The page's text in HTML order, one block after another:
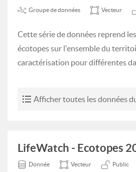
Groupe de données Vecteur
Cette série de données reprend
écotopes sur l'ensemble du
caractérisation pour différentes
Afficher toutes les données
LifeWatch - Ecotopes
Donnée Vecteur Public